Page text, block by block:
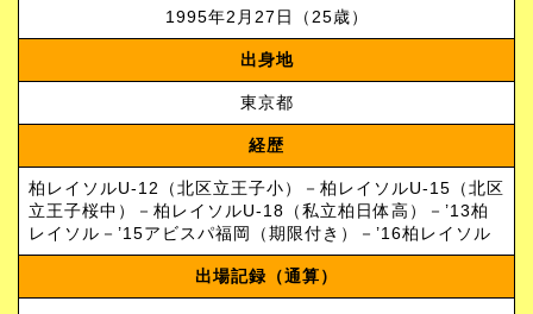
1995年2月27日（25歳）
出身地
東京都
経歴
柏レイソルU-12（北区立王子小）－柏レイソルU-15（北区
立王子桜中）－柏レイソルU-18（私立柏日体高）－’13柏
レイソル－’15アビスパ福岡（期限付き）－’16柏レイソル
出場記録（通算）